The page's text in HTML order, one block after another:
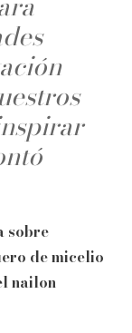
sobre
de micelio
nailon